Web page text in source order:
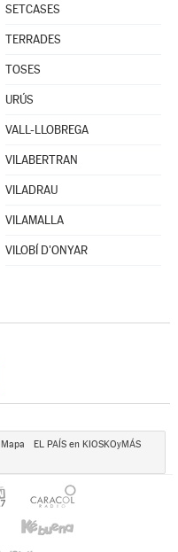
SETCASES
TERRADES
TOSES
URÚS
VALL-LLOBREGA
VILABERTRAN
VILADRAU
VILAMALLA
VILOBÍ D'ONYAR
Mapa
EL PAÍS en KIOSKOyMÁS